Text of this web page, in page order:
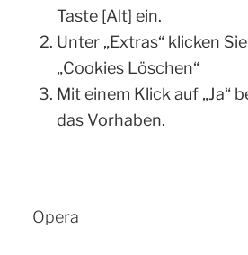
Taste [Alt] ein.
Unter „Extras“ klicken
„Cookies Löschen“
Mit einem Klick auf „Ja“
das Vorhaben.
Opera